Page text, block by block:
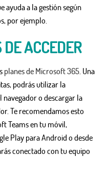
ayuda a la gestión según
por ejemplo.
ACCEDER
planes de Microsoft 365. Una
podrás utilizar la
o descargar la
Te recomendamos esto
Teams en tu móvil,
Play para Android o desde
conectado con tu equipo